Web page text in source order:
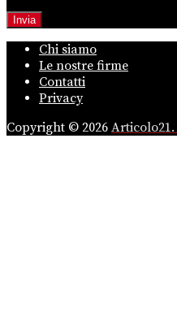
Chi siamo
Le nostre firme
Contatti
Privacy
Copyright © 2026 Articolo21.